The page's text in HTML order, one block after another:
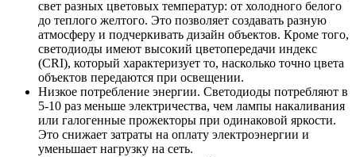
свет разных цветовых температур: от холодного белого
до теплого желтого. Это позволяет создавать разную
атмосферу и подчеркивать дизайн объектов. Кроме того,
светодиоды имеют высокий цветопередачи индекс
(CRI), который характеризует то, насколько точно цвета
объектов передаются при освещении.
Низкое потребление энергии. Светодиоды потребляют в
5-10 раз меньше электричества, чем лампы накаливания
или галогенные прожекторы при одинаковой яркости.
Это снижает затраты на оплату электроэнергии и
уменьшает нагрузку на сеть.